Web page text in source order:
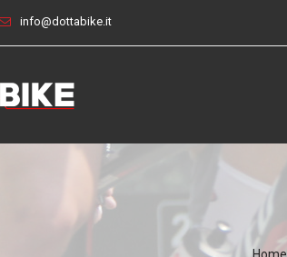
info@dottabike.it